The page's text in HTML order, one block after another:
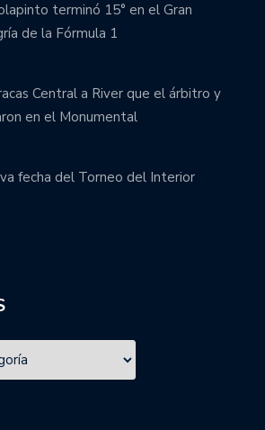
terminó 15° en el Gran
de la Fórmula 1
Central a River que el árbitro y
en el Monumental
fecha del Torneo del Interior